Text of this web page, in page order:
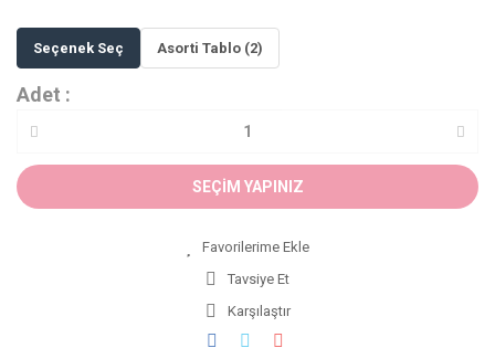
Seçenek Seç Asorti Tablo (2)
Adet :
SEÇİM YAPINIZ
Tavsiye Et
Karşılaştır